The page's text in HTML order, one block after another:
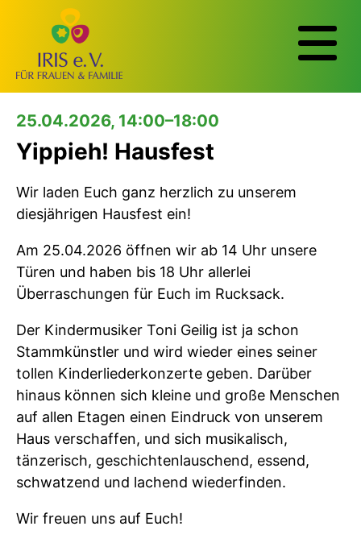
25.04.2026, 14:00–18:00
Yippieh! Hausfest
Wir laden Euch ganz herzlich zu unserem
diesjährigen Hausfest ein!
Am 25.04.2026 öffnen wir ab 14 Uhr unsere
Türen und haben bis 18 Uhr allerlei
Überraschungen für Euch im Rucksack.
Der Kindermusiker Toni Geilig ist ja schon
Stammkünstler und wird wieder eines seiner
tollen Kinderliederkonzerte geben. Darüber
hinaus können sich kleine und große Menschen
auf allen Etagen einen Eindruck von unserem
Haus verschaffen, und sich musikalisch,
tänzerisch, geschichtenlauschend, essend,
schwatzend und lachend wiederfinden.
Wir freuen uns auf Euch!